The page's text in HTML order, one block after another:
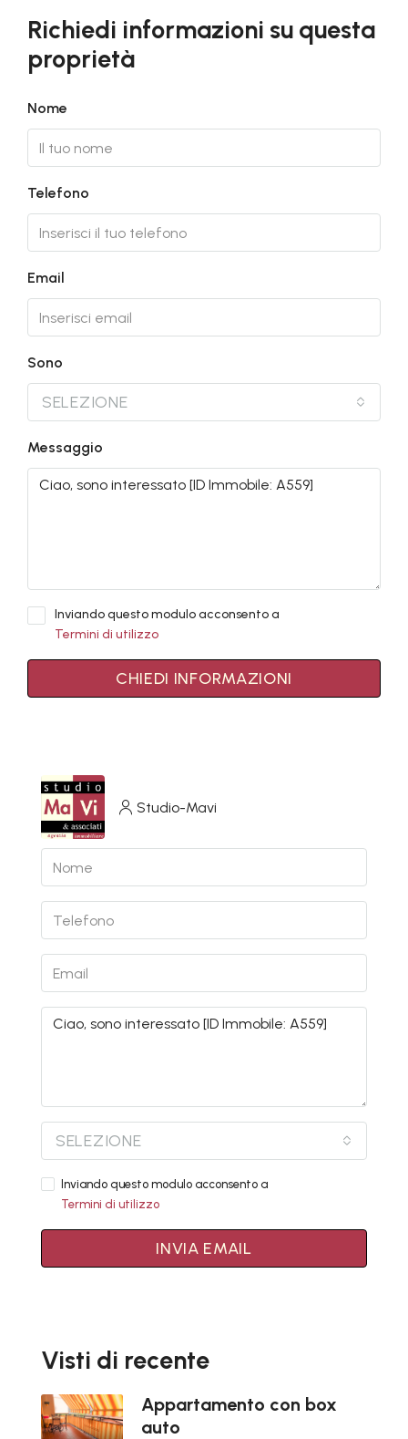
Richiedi informazioni su questa
proprietà
Nome
Telefono
Email
Sono
SELEZIONE
Messaggio
Inviando questo modulo acconsento a
Termini di utilizzo
CHIEDI INFORMAZIONI
Studio-Mavi
SELEZIONE
Inviando questo modulo acconsento a
Termini di utilizzo
INVIA EMAIL
Visti di recente
Appartamento con box
auto